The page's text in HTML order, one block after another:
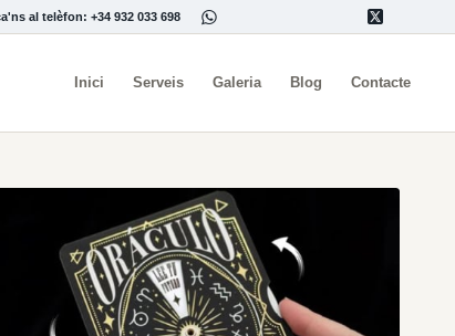
al telèfon: +34 932 033 698
Inici Serveis Galeria Blog Contacte